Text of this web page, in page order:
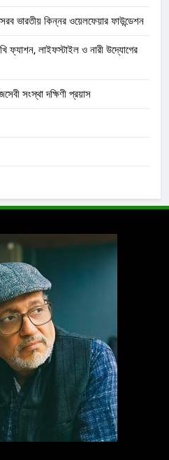
সরব ভারতীয় কিন্নর ওয়েলফেয়ার ফাউন্ডেশন
ফ্যাশন, লাইফস্টাইল ও নারী উদ্যোগের
সংস্থা দক্ষিণী প্রয়াস